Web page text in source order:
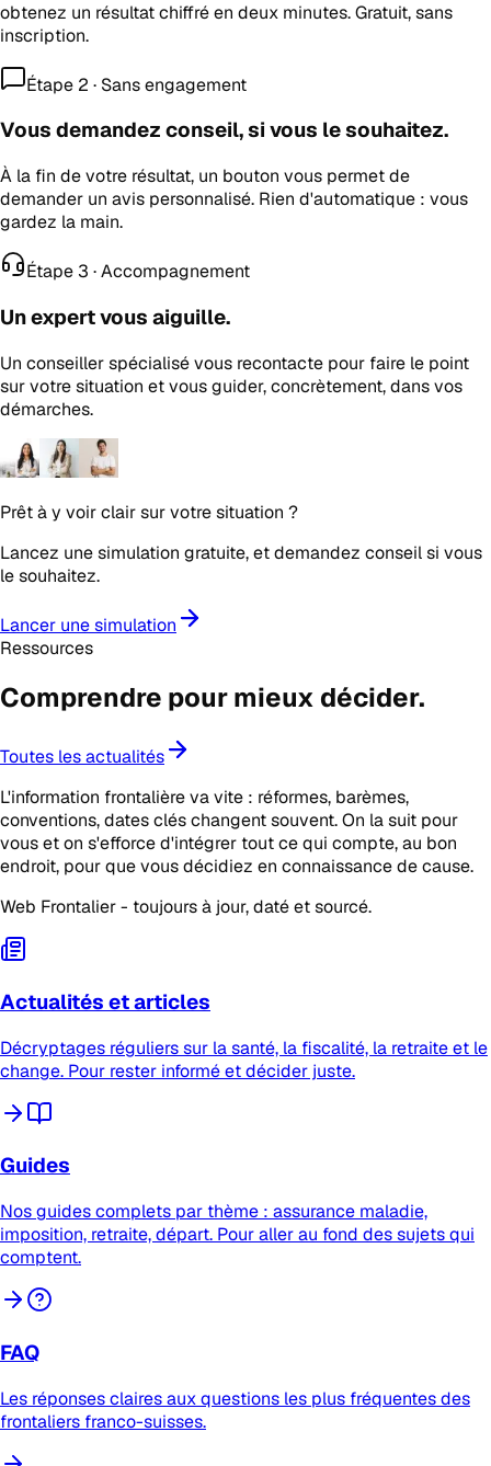
obtenez un résultat chiffré en deux minutes. Gratuit, sans
inscription.
Étape 2 · Sans engagement
Vous demandez conseil, si vous le souhaitez.
À la fin de votre résultat, un bouton vous permet de
demander un avis personnalisé. Rien d'automatique : vous
gardez la main.
Étape 3 · Accompagnement
Un expert vous aiguille.
Un conseiller spécialisé vous recontacte pour faire le point
sur votre situation et vous guider, concrètement, dans vos
démarches.
Prêt à y voir clair sur votre situation ?
Lancez une simulation gratuite, et demandez conseil si vous
le souhaitez.
Lancer une simulation
Ressources
Comprendre pour mieux décider.
Toutes les actualités
L'information frontalière va vite : réformes, barèmes,
conventions, dates clés changent souvent. On la suit pour
vous et on s'efforce d'intégrer tout ce qui compte, au bon
endroit, pour que vous décidiez en connaissance de cause.
Web Frontalier - toujours à jour, daté et sourcé.
Actualités et articles
Décryptages réguliers sur la santé, la fiscalité, la retraite et le
change. Pour rester informé et décider juste.
Guides
Nos guides complets par thème : assurance maladie,
imposition, retraite, départ. Pour aller au fond des sujets qui
comptent.
FAQ
Les réponses claires aux questions les plus fréquentes des
frontaliers franco-suisses.